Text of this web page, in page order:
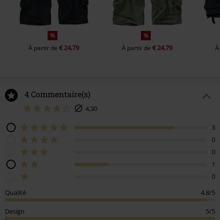
%
À partir de€ 24,79
%
À partir de€ 24,79
4 Commentaire(s)
4,30
3
0
0
1
0
Qualité
4.8/5
Design 5/5